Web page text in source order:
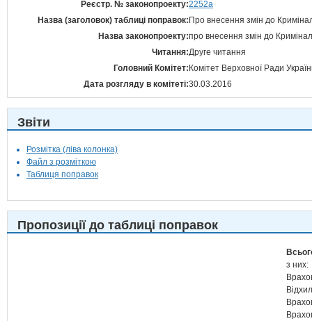
Реєстр. № законопроекту:2252а
Назва (заголовок) таблиці поправок: Про внесення змін до
Назва законопроекту:про внесення змін до
Читання:Друге читання
Головний Комітет: Комітет Верховної Ради
Дата розгляду в комітеті:30.03.2016
Звіти
Розмітка (ліва колонка)
Файл з розміткою
Таблиця поправок
Пропозиції до таблиці поправок
з них: